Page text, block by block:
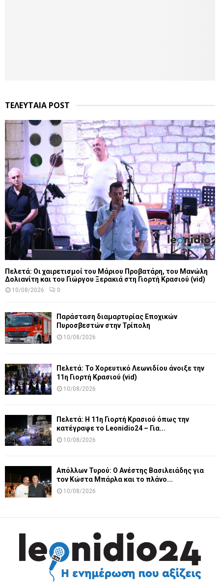
ΤΕΛΕΥΤΑΙΑ POST
Πελετά: Οι χαιρετισμοί του Μάριου Προβατάρη, του Μανώλη
Δολιανίτη και του Γιώργου Ξερακιά στη Γιορτή Κρασιού (vid)
10/08/2026 0
Παράσταση διαμαρτυρίας Εποχικών
Πυροσβεστών στην Τρίπολη
10/08/2026
Πελετά: Το Χορευτικό Λεωνιδίου άνοιξε την
11η Γιορτή Κρασιού (vid)
10/08/2026
Πελετά: Η 11η Γιορτή Κρασιού όπως την
κατέγραψε το Leonidio24 – Για...
10/08/2026
Απόλλων Τυρού: Ο Ανέστης Βασιλειάδης για
τον Κώστα Μπάρλα και το πλάνο...
10/08/2026